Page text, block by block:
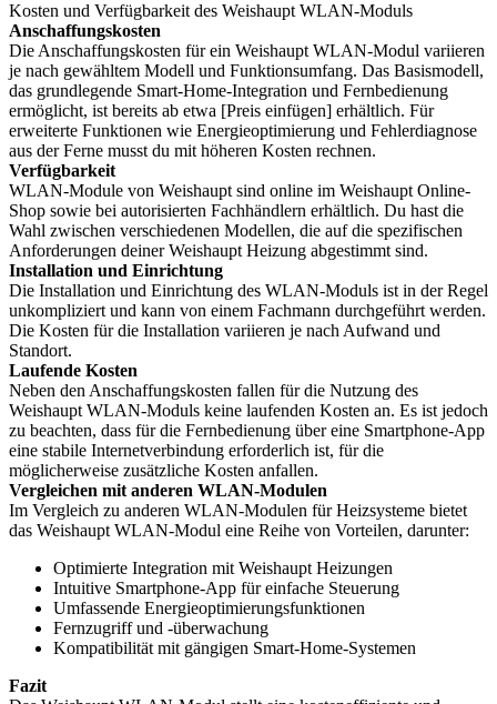
Kosten und Verfügbarkeit des Weishaupt WLAN-Moduls
Anschaffungskosten
Die Anschaffungskosten für ein Weishaupt WLAN-Modul variieren
je nach gewähltem Modell und Funktionsumfang. Das Basismodell,
das grundlegende Smart-Home-Integration und Fernbedienung
ermöglicht, ist bereits ab etwa [Preis einfügen] erhältlich. Für
erweiterte Funktionen wie Energieoptimierung und Fehlerdiagnose
aus der Ferne musst du mit höheren Kosten rechnen.
Verfügbarkeit
WLAN-Module von Weishaupt sind online im Weishaupt Online-
Shop sowie bei autorisierten Fachhändlern erhältlich. Du hast die
Wahl zwischen verschiedenen Modellen, die auf die spezifischen
Anforderungen deiner Weishaupt Heizung abgestimmt sind.
Installation und Einrichtung
Die Installation und Einrichtung des WLAN-Moduls ist in der Regel
unkompliziert und kann von einem Fachmann durchgeführt werden.
Die Kosten für die Installation variieren je nach Aufwand und
Standort.
Laufende Kosten
Neben den Anschaffungskosten fallen für die Nutzung des
Weishaupt WLAN-Moduls keine laufenden Kosten an. Es ist jedoch
zu beachten, dass für die Fernbedienung über eine Smartphone-App
eine stabile Internetverbindung erforderlich ist, für die
möglicherweise zusätzliche Kosten anfallen.
Vergleichen mit anderen WLAN-Modulen
Im Vergleich zu anderen WLAN-Modulen für Heizsysteme bietet
das Weishaupt WLAN-Modul eine Reihe von Vorteilen, darunter:
Optimierte Integration mit Weishaupt Heizungen
Intuitive Smartphone-App für einfache Steuerung
Umfassende Energieoptimierungsfunktionen
Fernzugriff und -überwachung
Kompatibilität mit gängigen Smart-Home-Systemen
Fazit